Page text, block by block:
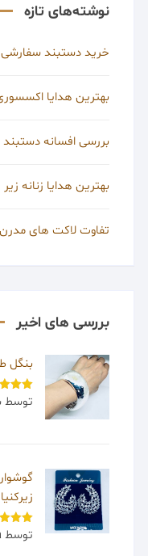
نوشته‌های تازه
خرید دستبند سفارشی
بهترین هدایا اکسسوری
بررسی افسانه دستبند
بهترین هدایا زنانه زیر 1 میلیون تومان برای ولنتاین 405
تفاوت لاکت های
بررسی های اخیر
بنگل
امتیاز
5
توسط
زیرکنیا
امتیاز
5
توسط raya